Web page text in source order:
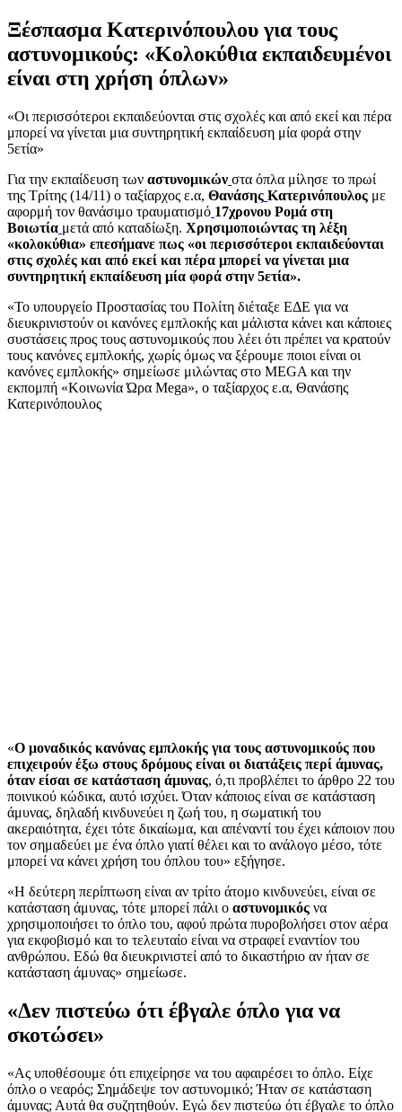
Ξέσπασμα Κατερινόπουλου για τους
αστυνομικούς: «Κολοκύθια εκπαιδευμένοι
είναι στη χρήση όπλων»
«Οι περισσότεροι εκπαιδεύονται στις σχολές και από εκεί και πέρα
μπορεί να γίνεται μια συντηρητική εκπαίδευση μία φορά στην
5ετία»
Για την εκπαίδευση των αστυνομικών στα όπλα μίλησε το πρωί
της Τρίτης (14/11) ο ταξίαρχος ε.α, Θανάσης Κατερινόπουλος με
αφορμή τον θανάσιμο τραυματισμό 17χρονου Ρομά στη
Βοιωτία μετά από καταδίωξη. Χρησιμοποιώντας τη λέξη
«κολοκύθια» επεσήμανε πως «οι περισσότεροι εκπαιδεύονται
στις σχολές και από εκεί και πέρα μπορεί να γίνεται μια
συντηρητική εκπαίδευση μία φορά στην 5ετία».
«Το υπουργείο Προστασίας του Πολίτη διέταξε ΕΔΕ για να
διευκρινιστούν οι κανόνες εμπλοκής και μάλιστα κάνει και κάποιες
συστάσεις προς τους αστυνομικούς που λέει ότι πρέπει να κρατούν
τους κανόνες εμπλοκής, χωρίς όμως να ξέρουμε ποιοι είναι οι
κανόνες εμπλοκής» σημείωσε μιλώντας στο MEGA και την
εκπομπή «Κοινωνία Ώρα Mega», ο ταξίαρχος ε.α, Θανάσης
Κατερινόπουλος
«Ο μοναδικός κανόνας εμπλοκής για τους αστυνομικούς που
επιχειρούν έξω στους δρόμους είναι οι διατάξεις περί άμυνας,
όταν είσαι σε κατάσταση άμυνας, ό,τι προβλέπει το άρθρο 22 του
ποινικού κώδικα, αυτό ισχύει. Όταν κάποιος είναι σε κατάσταση
άμυνας, δηλαδή κινδυνεύει η ζωή του, η σωματική του
ακεραιότητα, έχει τότε δικαίωμα, και απέναντί του έχει κάποιον που
τον σημαδεύει με ένα όπλο γιατί θέλει και το ανάλογο μέσο, τότε
μπορεί να κάνει χρήση του όπλου του» εξήγησε.
«Η δεύτερη περίπτωση είναι αν τρίτο άτομο κινδυνεύει, είναι σε
κατάσταση άμυνας, τότε μπορεί πάλι ο αστυνομικός να
χρησιμοποιήσει το όπλο του, αφού πρώτα πυροβολήσει στον αέρα
για εκφοβισμό και το τελευταίο είναι να στραφεί εναντίον του
ανθρώπου. Εδώ θα διευκρινιστεί από το δικαστήριο αν ήταν σε
κατάσταση άμυνας» σημείωσε.
«Δεν πιστεύω ότι έβγαλε όπλο για να
σκοτώσει»
«Ας υποθέσουμε ότι επιχείρησε να του αφαιρέσει το όπλο. Είχε
όπλο ο νεαρός; Σημάδεψε τον αστυνομικό; Ήταν σε κατάσταση
άμυνας; Αυτά θα συζητηθούν. Εγώ δεν πιστεύω ότι έβγαλε το όπλο